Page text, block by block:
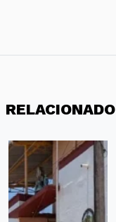
RELACIONADO